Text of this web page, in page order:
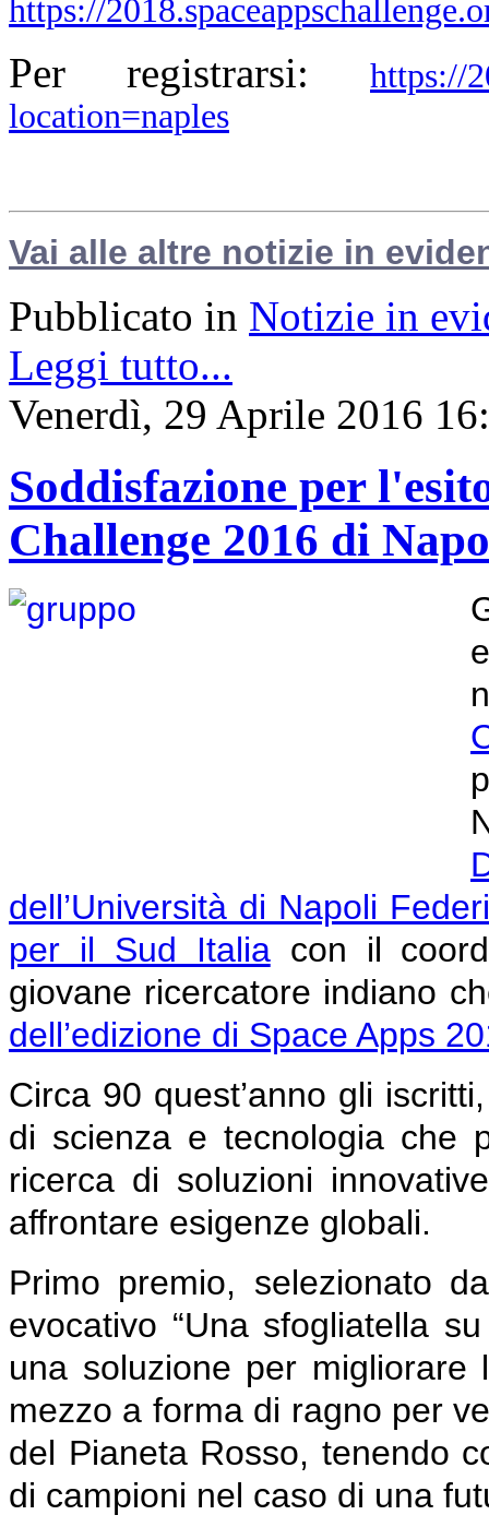
https://
Per registrarsi:
https://
location=naples
Vai alle altre notizie in
Pubblicato in Notizie in
Leggi tutto...
Venerdì, 29 Aprile 2016
Soddisfazione per
Challenge 2016 di
dell’Università di Napoli
per il Sud Italiacon il
giovane ricercatore indiano
dell’edizione di Space Apps
Circa 90 quest’anno gli
di scienza e tecnologia che
ricerca di soluzioni
affrontare esigenze globali.
Primo premio, selezionato
evocativo “Una sfogliatella
una soluzione per migliorare
mezzo a forma di ragno per
del Pianeta Rosso, tenendo
di campioni nel caso di una